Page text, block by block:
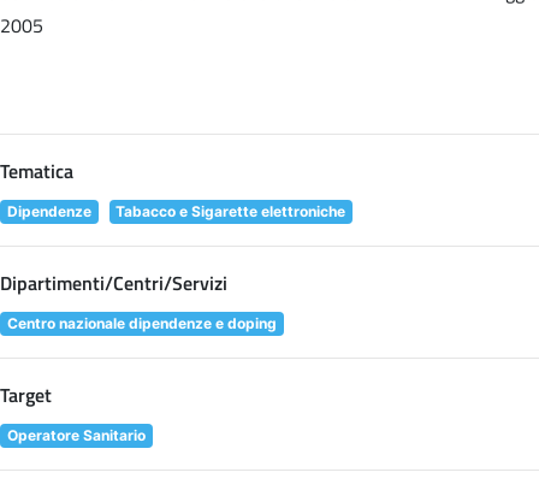
2005
Tematica
Dipendenze Tabacco e Sigarette elettroniche
Dipartimenti/Centri/Servizi
Centro nazionale dipendenze e doping
Target
Operatore Sanitario